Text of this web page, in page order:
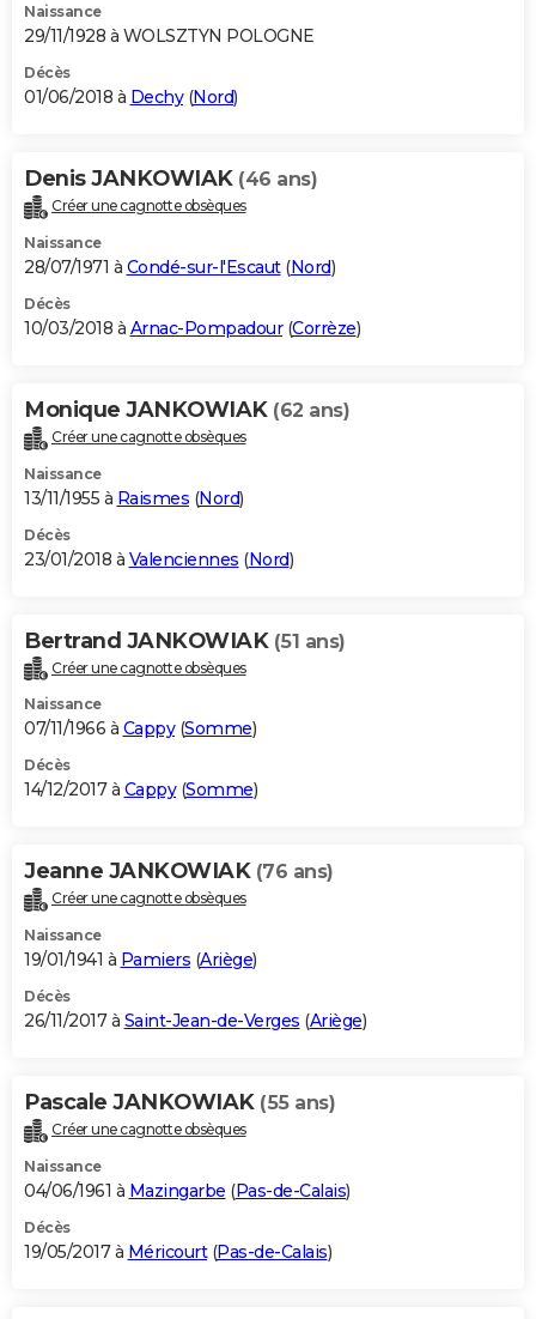
Naissance
29/11/1928 à WOLSZTYN POLOGNE
Décès
01/06/2018 à Dechy(Nord)
Denis JANKOWIAK (46 ans)
Créer une cagnotte obsèques
Naissance
28/07/1971 à Condé-sur-l'Escaut(Nord)
Décès
10/03/2018 à Arnac-Pompadour(Corrèze)
Monique JANKOWIAK (62 ans)
Créer une cagnotte obsèques
Naissance
13/11/1955 à Raismes (Nord)
Décès
23/01/2018 à Valenciennes (Nord)
Bertrand JANKOWIAK (51 ans)
Créer une cagnotte obsèques
Naissance
07/11/1966 à Cappy(Somme)
Décès
14/12/2017 à Cappy(Somme)
Jeanne JANKOWIAK (76 ans)
Créer une cagnotte obsèques
Naissance
19/01/1941 à Pamiers (Ariège)
Décès
26/11/2017 à Saint-Jean-de-Verges (Ariège)
Pascale JANKOWIAK (55 ans)
Créer une cagnotte obsèques
Naissance
04/06/1961 à Mazingarbe (Pas-de-Calais)
Décès
19/05/2017 à Méricourt(Pas-de-Calais)